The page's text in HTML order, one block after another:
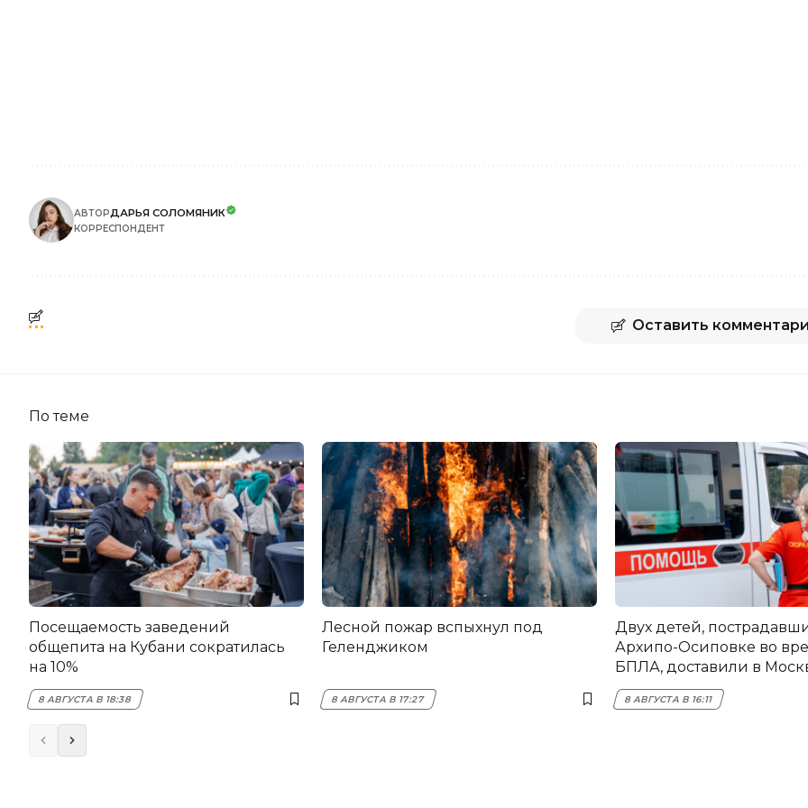
АВТОРДАРЬЯ СОЛОМЯНИК
КОРРЕСПОНДЕНТ
Оставить
По теме
Посещаемость заведений
общепита на Кубани сократилась
на 10%
8 АВГУСТА В 18:38
Лесной пожар вспыхнул под
Геленджиком
8 АВГУСТА В 17:27
Двух детей,
Архипо-Осиповке во
БПЛА, доставили в
8 АВГУСТА В 16:11